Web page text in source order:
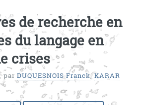
de recherche en
du langage en
crises
, par DUQUESNOIS Franck,KARAR